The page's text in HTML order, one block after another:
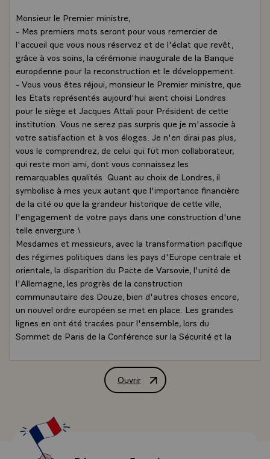
Monsieur le Premier ministre,
- Mes premiers mots seront pour vous remercier de
l'accueil que vous nous réservez et de l'éclat que revêt,
grâce à vos soins, la cérémonie inaugurale de la Banque
européenne pour la reconstruction et le développement.
- Vous vous êtes réjoui, monsieur le Premier ministre, que
les Etats représentés aujourd'hui aient choisi Londres
pour le siège et Jacques Attali pour Président de cette
institution. Vous ne serez pas surpris que je m'associe à
votre satisfaction et à vos éloges. Je n'en dirai pas plus,
vous le comprendrez, de celui qui fut mon collaborateur,
qui reste mon ami, dont vous connaissez les
remarquables qualités. Quant au choix de Londres, il
symbolise à mes yeux autant que l'importance financière
de la cité ou que la grandeur historique de cette ville,
l'engagement de votre pays dans une construction d'une
telle envergure.\
Mesdames et messieurs, avec la transformation pacifique
des régimes politiques dans les pays d'Europe centrale et
orientale, la disparition du Pacte de Varsovie, l'unité de
l'Allemagne, les progrès de la construction
communautaire des Douze, bien d'autres choses encore,
un nouvel ordre européen se met en place. Les grandes
lignes en ont été tracées pour l'ensemble, lors du
Sommet de Paris de la Conférence sur la Sécurité et la
trente-quatre pays rassemblés, toute l'Europe
pratiquement, plus les Etats-Unis et le Canada, cette
leurs antagonismes et décidant d'entrer délibérément
dans une période nouvelle. Aux continents divisés de
l'après-guerre succédait une Europe unie : peut-on dire
par les aspirations communes de ses citoyens, on le
Ouvrir
Discours de M. François Mitterrand,